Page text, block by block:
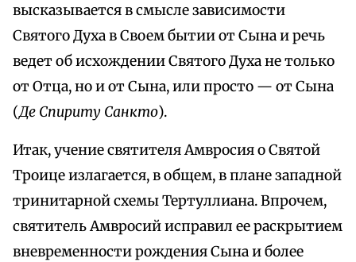
высказывается в смысле зависимости
Святого Духа в Своем бытии от Сына и речь
ведет об исхождении Святого Духа не только
от Отца, но и от Сына, или просто — от Сына
(Де Спириту Санкто).
Итак, учение святителя Амвросия о Святой
Троице излагается, в общем, в плане западной
тринитарной схемы Тертуллиана. Впрочем,
святитель Амвросий исправил ее раскрытием
вневременности рождения Сына и более